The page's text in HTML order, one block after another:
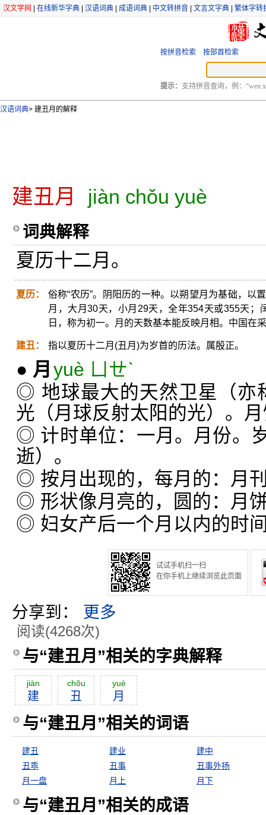
汉文学网 在线新华字典 汉语词典 成语词典 中文转拼音 文言文字典 繁体字转
按拼音检索 按部首检索
提示： 支持拼音查询，例：“wen
汉语词典> 建丑月的解释
建丑月 jiàn chǒu yuè
词典解释
夏历十二月。
夏历：
俗称“农历”。阴阳历的一种。以朔望月为基础，以
月，大月30天，小月29天，全年354天或355天
日，称为初一。月的天数基本能反映月相。中国在
建丑： 指以夏历十二月(丑月)为岁首的历法。属殷正。
● 月 yuè ㄩㄝˋ
◎ 地球最大的天然卫星（亦
光（月球反射太阳的光）。
◎ 计时单位：一月。月份。
逝）。
◎ 按月出现的，每月的：月
◎ 形状像月亮的，圆的：月
◎ 妇女产后一个月以内的时
试试手机扫一扫
在你手机上继续浏览此页面
分享到： 更多
阅读(4268次)
与“建丑月”相关的字典解释
jiàn
建
chŏu
丑
yuè
月
与“建丑月”相关的词语
建丑 建业
建中
丑乖
丑事
丑事外扬
月一盘
月上 月下
与“建丑月”相关的成语